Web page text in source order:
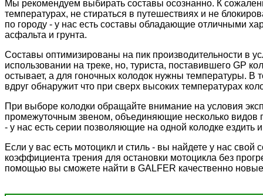
Мы рекомендуем выбирать составы осознанно. К
температурах, не стираться в путешествиях и не
по городу - у нас есть составы обладающие отличными
асфальта и грунта.
Составы оптимизированы на пик производительности в
использовании на треке, но, туриста, поставившего GP
остывает, а для гоночных колодок нужны температуры. В
вдруг обнаружит что при сверх высоких температурах
При выборе колодки обращайте внимание на условия
промежуточным звеном, объединяющие несколько видов
- у нас есть серии позволяющие на одной колодке ездить
Если у вас есть мотоцикл и стиль - вы найдете у нас
коэффициента трения для остановки мотоцикла без
помощью вы сможете найти в GALFER качественно